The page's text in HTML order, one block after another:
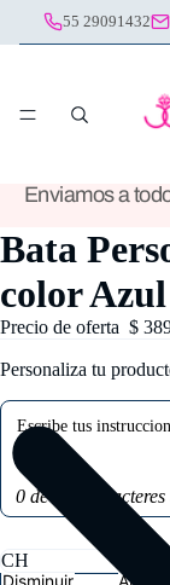
55 29091432
Enviamos a
Bata
color
Precio de oferta $
Personaliza tu
0 de 100
Disminuir